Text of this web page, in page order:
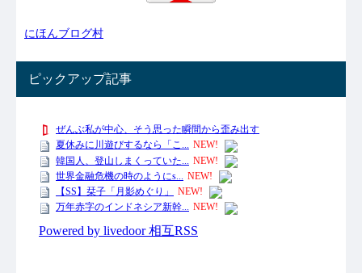
にほんブログ村
ピックアップ記事